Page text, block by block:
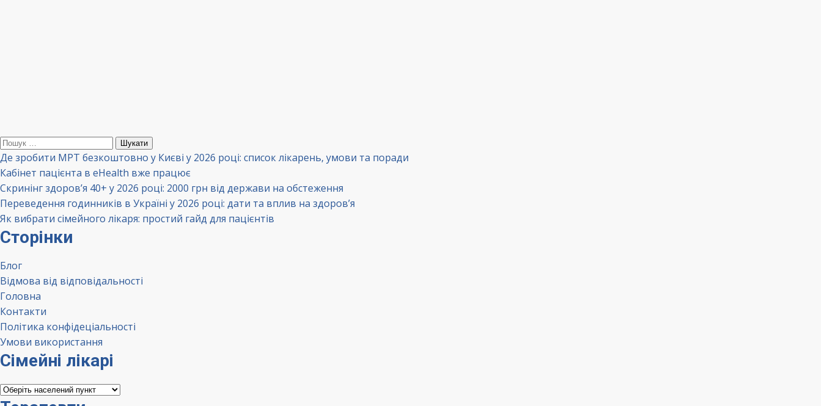
Пошук:
Де зробити МРТ безкоштовно у Києві у 2026 році: список лікарень, умови та поради
Кабінет пацієнта в eHealth вже працює
Скринінг здоров’я 40+ у 2026 році: 2000 грн від держави на обстеження
Переведення годинників в Україні у 2026 році: дати та вплив на здоров’я
Як вибрати сімейного лікаря: простий гайд для пацієнтів
Сторінки
Блог
Відмова від відповідальності
Головна
Контакти
Політика конфідеціальності
Умови використання
Сімейні лікарі
Сімейні